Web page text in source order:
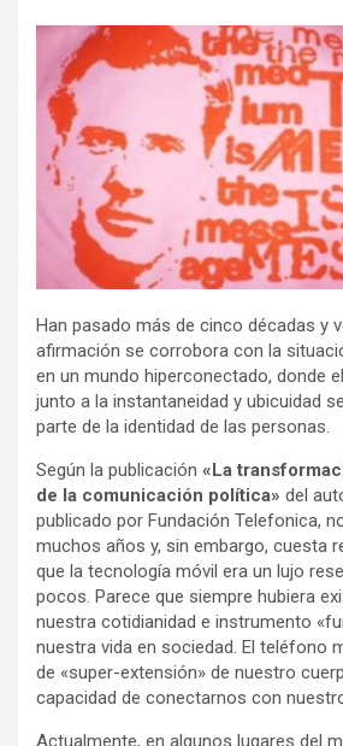
Han pasado más de cinco décadas y
afirmación se corrobora con la
en un mundo hiperconectado, donde
junto a la instantaneidad y ubicuidad
parte de la identidad de las personas.
Según la publicación «La
de la comunicación política» del
publicado por Fundación Telefonica,
muchos años y, sin embargo, cuesta
que la tecnología móvil era un lujo
pocos. Parece que siempre hubiera
nuestra cotidianidad e instrumento
nuestra vida en sociedad. El teléfono
de «super-extensión» de nuestro
capacidad de conectarnos con
Actualmente, en algunos lugares del